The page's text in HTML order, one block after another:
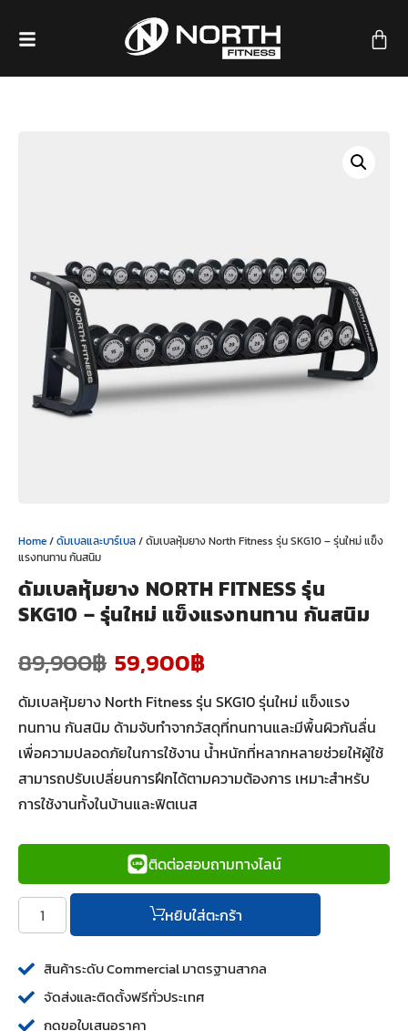
Home/ดัมเบลและบาร์เบล/ ดัมเบลหุ้มยาง North Fitness รุ่น SKG10 – รุ่นใหม่ แข็ง
แรงทนทาน กันสนิม
ดัมเบลหุ้มยาง NORTH FITNESS รุ่น
SKG10 – รุ่นใหม่ แข็งแรงทนทาน กันสนิม
89,900฿ 59,900฿
ดัมเบลหุ้มยาง North Fitness รุ่น SKG10 รุ่นใหม่ แข็งแรง
ทนทาน กันสนิม ด้ามจับทำจากวัสดุที่ทนทานและมีพื้นผิวกันลื่น
เพื่อความปลอดภัยในการใช้งาน น้ำหนักที่หลากหลายช่วยให้ผู้ใช้
สามารถปรับเปลี่ยนการฝึกได้ตามความต้องการ เหมาะสำหรับ
การใช้งานทั้งในบ้านและฟิตเนส
ติดต่อสอบถามทางไลน์
หยิบใส่ตะกร้า
สินค้าระดับ Commercial มาตรฐานสากล
จัดส่งและติดตั้งฟรีทั่วประเทศ
กดขอใบเสนอราคา